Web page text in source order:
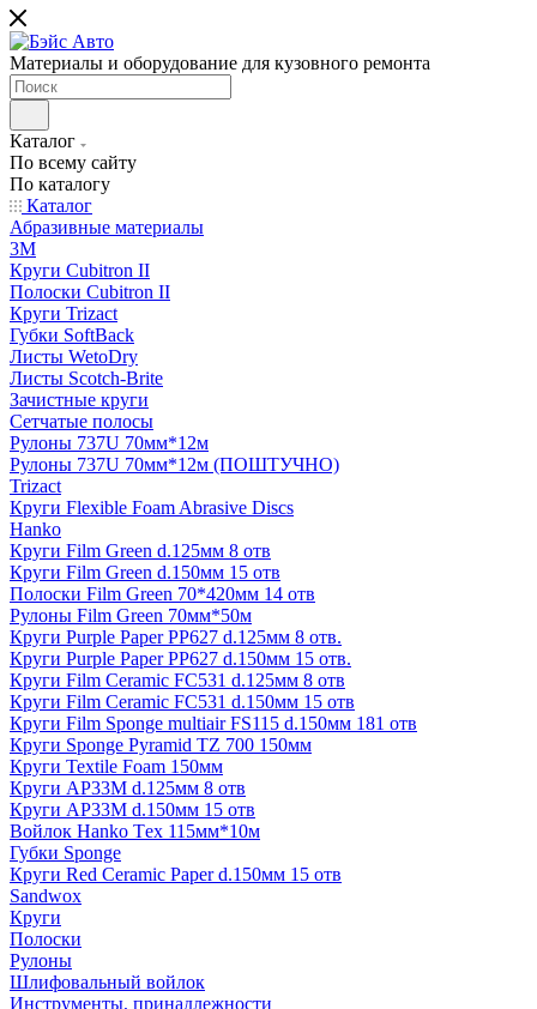
Материалы и оборудование для кузовного ремонта
Каталог
По всему сайту
По каталогу
Каталог
Абразивные материалы
3M
Круги Cubitron II
Полоски Cubitron II
Круги Trizact
Губки SoftBack
Листы WetoDry
Листы Scotch-Brite
Зачистные круги
Сетчатые полосы
Рулоны 737U 70мм*12м
Рулоны 737U 70мм*12м (ПОШТУЧНО)
Trizact
Круги Flexible Foam Abrasive Discs
Hanko
Круги Film Green d.125мм 8 отв
Круги Film Green d.150мм 15 отв
Полоски Film Green 70*420мм 14 отв
Рулоны Film Green 70мм*50м
Круги Purple Paper PP627 d.125мм 8 отв.
Круги Purple Paper PP627 d.150мм 15 отв.
Круги Film Ceramic FC531 d.125мм 8 отв
Круги Film Ceramic FC531 d.150мм 15 отв
Круги Film Sponge multiair FS115 d.150мм 181 отв
Круги Sponge Pyramid TZ 700 150мм
Круги Textile Foam 150мм
Круги AP33M d.125мм 8 отв
Круги AP33M d.150мм 15 отв
Войлок Hanko Tех 115мм*10м
Губки Sponge
Круги Red Ceramic Paper d.150мм 15 отв
Sandwox
Круги
Полоски
Рулоны
Шлифовальный войлок
Инструменты, принадлежности